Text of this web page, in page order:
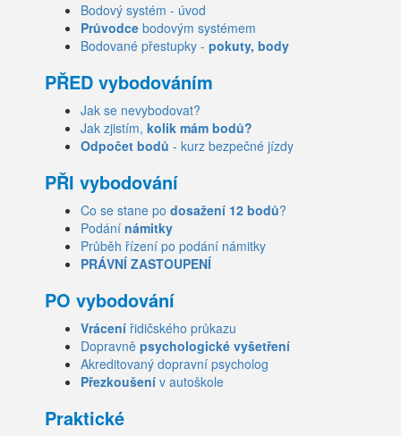
Bodový systém - úvod
Průvodce bodovým systémem
Bodované přestupky - pokuty, body
PŘED vybodováním
Jak se nevybodovat?
Jak zjistím, kolik mám bodů?
Odpočet bodů - kurz bezpečné jízdy
PŘI vybodování
Co se stane po dosažení 12 bodů?
Podání námitky
Průběh řízení po podání námitky
PRÁVNÍ ZASTOUPENÍ
PO vybodování
Vrácení řidičského průkazu
Dopravně psychologické vyšetření
Akreditovaný dopravní psycholog
Přezkoušení v autoškole
Praktické